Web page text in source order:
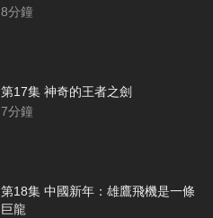
8分鐘
第17集 神奇的王者之劍
7分鐘
第18集 中國新年：雄鷹飛機是一條
巨龍